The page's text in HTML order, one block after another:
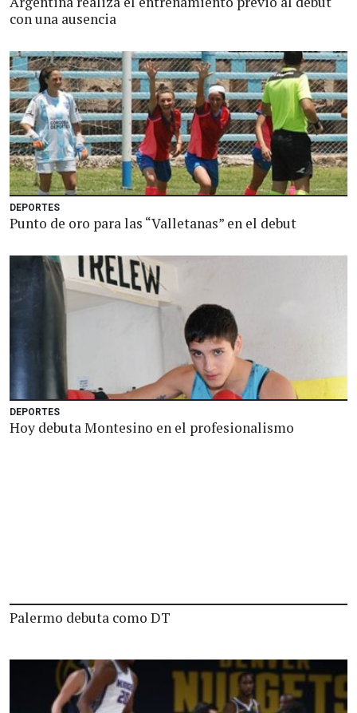
con una ausencia
DEPORTES
Punto de oro para las “Valletanas” en el debut
DEPORTES
Hoy debuta Montesino en el profesionalismo
Palermo debuta como DT